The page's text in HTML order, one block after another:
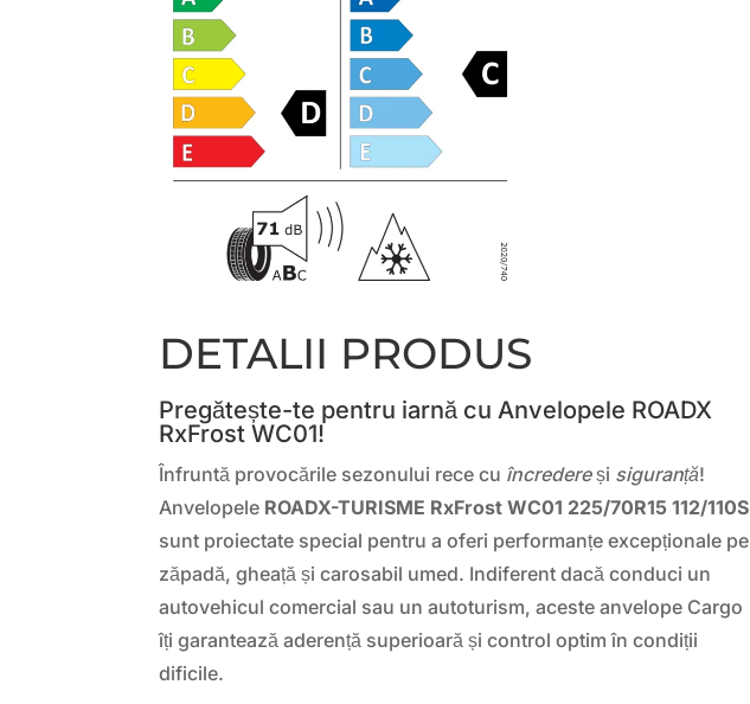
DETALII PRODUS
Pregătește-te pentru iarnă cu Anvelopele ROADX
RxFrost WC01!
Înfruntă provocările sezonului rece cu încredereși siguranță!
Anvelopele ROADX-TURISME RxFrost WC01 225/70R15 112/110S
sunt proiectate special pentru a oferi performanțe excepționale pe
zăpadă, gheață și carosabil umed. Indiferent dacă conduci un
autovehicul comercial sau un autoturism, aceste anvelope Cargo
îți garantează aderență superioară și control optim în condiții
dificile.